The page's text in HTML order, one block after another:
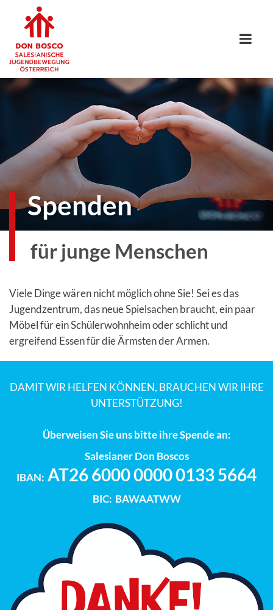
Spenden
für junge Menschen
Viele Dinge wären nicht möglich ohne Sie! Sei es das
Jugendzentrum, das neue Spielsachen braucht, ein paar
Möbel für ein Schülerwohnheim oder schlicht und
ergreifend Essen für die Ärmsten der Armen.
DAMIT WIR HELFEN KÖNNEN, BRAUCHEN WIR IHRE
UNTERSTÜTZUNG!
Überweisen Sie uns bitte ihre Spende an:
Salesianer Don Boscos
IBAN: AT26 6000 0000 0133 5664
BIC: BAWAATWW